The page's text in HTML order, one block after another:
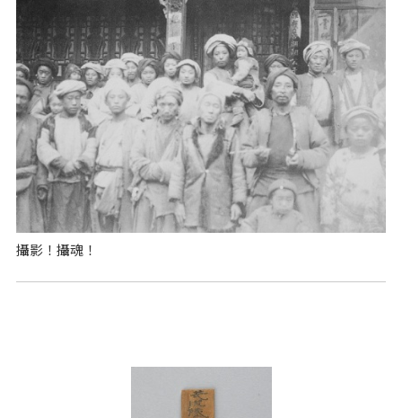
攝影！攝魂！